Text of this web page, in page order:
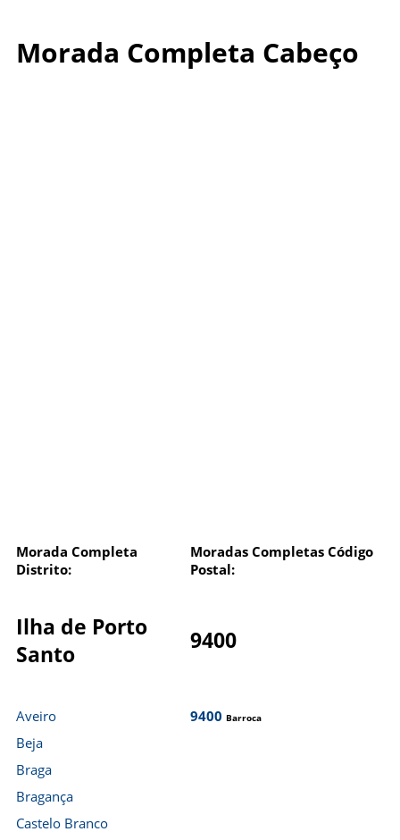
Morada Completa Cabeço
Morada Completa
Distrito:
Moradas Completas Código
Postal:
Ilha de Porto
Santo
9400
Aveiro
Beja
Braga
Bragança
Castelo Branco
9400 Barroca